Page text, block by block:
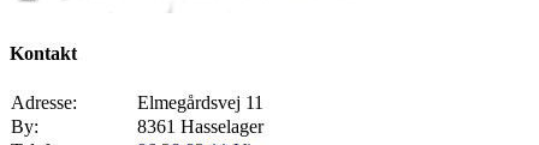
Kontakt
Adresse:
Elmegårdsvej 11
By:
8361 Hasselager